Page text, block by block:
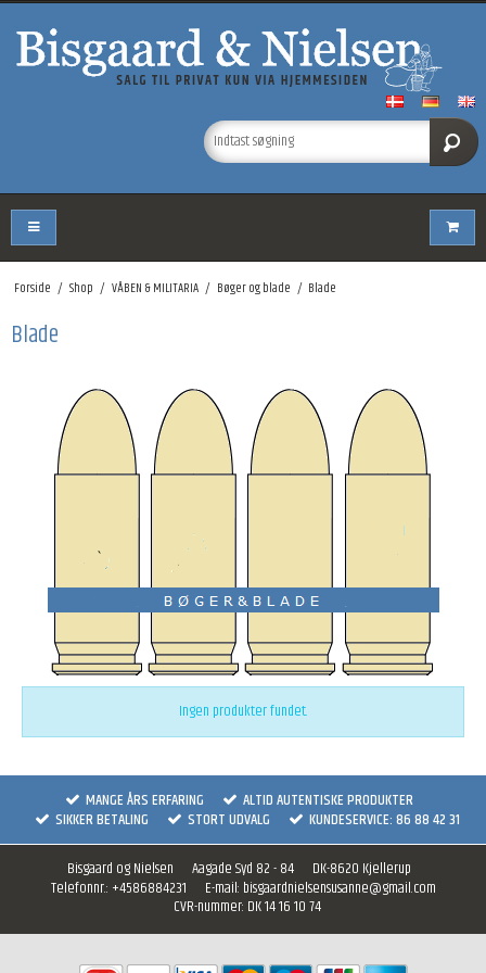
Forside / Shop / VÅBEN & MILITARIA / Bøger og blade / Blade
Blade
Ingen produkter fundet.
MANGE ÅRS ERFARING
ALTID AUTENTISKE PRODUKTER
SIKKER BETALING
STORT UDVALG KUNDESERVICE: 86 88 42 31
Bisgaard og Nielsen Aagade Syd 82 - 84 DK-8620 Kjellerup
Telefonnr.: +4586884231 E-mail: bisgaardnielsensusanne@gmail.com
CVR-nummer: DK 14 16 10 74